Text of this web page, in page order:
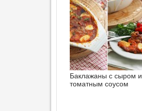
Баклажаны с сыром и
томатным соусом